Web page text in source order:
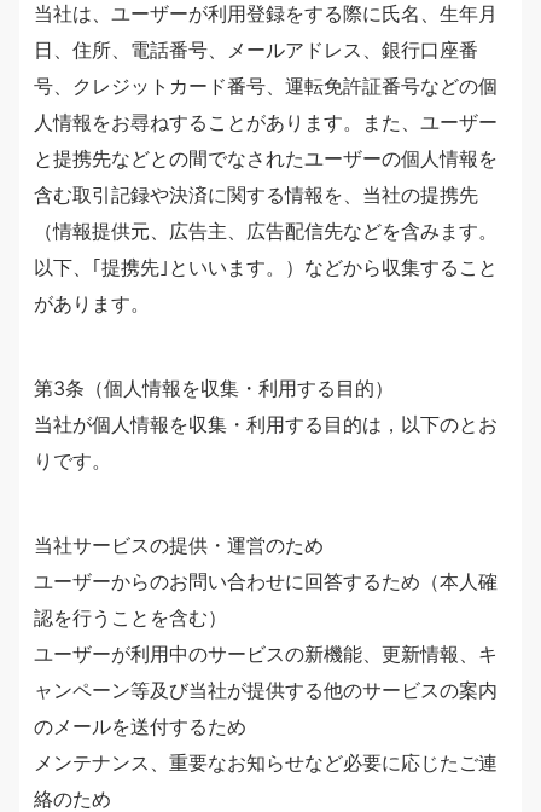
当社は、ユーザーが利用登録をする際に氏名、生年月
日、住所、電話番号、メールアドレス、銀行口座番
号、クレジットカード番号、運転免許証番号などの個
人情報をお尋ねすることがあります。また、ユーザー
と提携先などとの間でなされたユーザーの個人情報を
含む取引記録や決済に関する情報を、当社の提携先
（情報提供元、広告主、広告配信先などを含みます。
以下、｢提携先｣といいます。）などから収集すること
があります。
第3条（個人情報を収集・利用する目的）
当社が個人情報を収集・利用する目的は，以下のとお
りです。
当社サービスの提供・運営のため
ユーザーからのお問い合わせに回答するため（本人確
認を行うことを含む）
ユーザーが利用中のサービスの新機能、更新情報、キ
ャンペーン等及び当社が提供する他のサービスの案内
のメールを送付するため
メンテナンス、重要なお知らせなど必要に応じたご連
絡のため